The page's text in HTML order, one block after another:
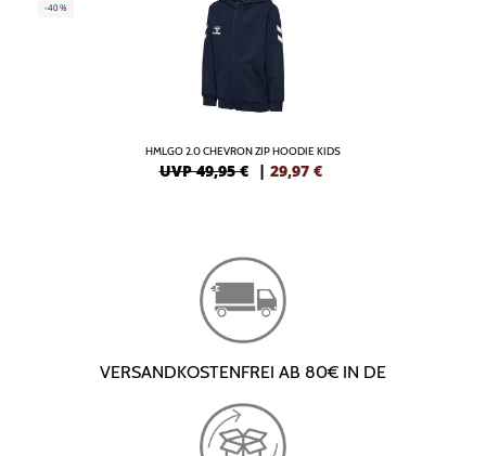
-40%
HMLGO 2.0 CHEVRON ZIP HOODIE KIDS
UVP 49,95 € | 29,97 €
VERSANDKOSTENFREI AB 80€ IN DE